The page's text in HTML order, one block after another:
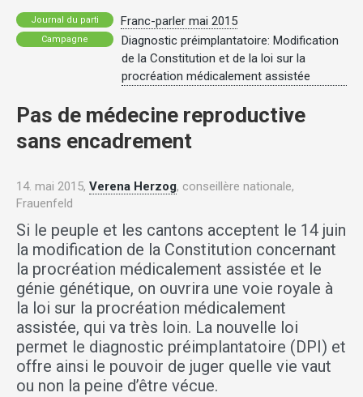
Journal du parti Franc-parler mai 2015
Campagne
Diagnostic préimplantatoire: Modification
de la Constitution et de la loi sur la
procréation médicalement assistée
Pas de médecine reproductive
sans encadrement
14. mai 2015, Verena Herzog, conseillère nationale,
Frauenfeld
Si le peuple et les cantons acceptent le 14 juin
la modification de la Constitution concernant
la procréation médicalement assistée et le
génie génétique, on ouvrira une voie royale à
la loi sur la procréation médicalement
assistée, qui va très loin. La nouvelle loi
permet le diagnostic préimplantatoire (DPI) et
offre ainsi le pouvoir de juger quelle vie vaut
ou non la peine d’être vécue.